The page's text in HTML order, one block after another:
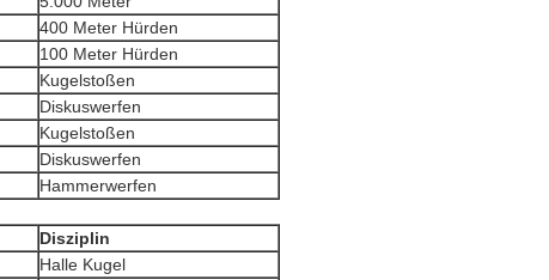
400 Meter Hürden
100 Meter Hürden
Kugelstoßen
Diskuswerfen
Kugelstoßen
Diskuswerfen
Hammerwerfen
Disziplin
Halle Kugel